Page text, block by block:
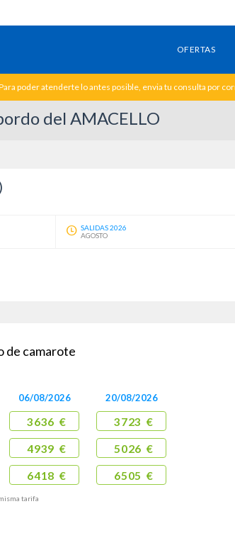
OFERTAS
poder atenderte lo antes posible, envia tu consulta por
del AMACELLO
SALIDAS 2026
AGOSTO
de camarote
06/08/2026
3636 €
4939 €
6418 €
20/08/2026
3723 €
5026 €
6505 €
tarifa